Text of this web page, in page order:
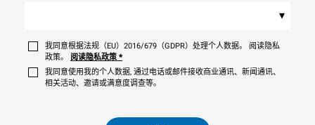
▾
我同意根据法规（EU）2016/679（GDPR）处理个人数据。 阅读隐私
政策。
阅读隐私政策 *
我同意使用我的个人数据, 通过电话或邮件接收商业通讯、新闻通讯、
相关活动、邀请或满意度调查等。